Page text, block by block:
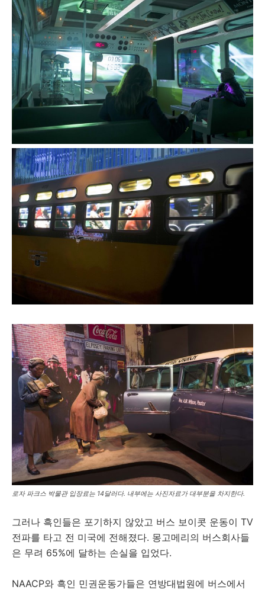
로자 파크스 박물관 입장료는 14달러다. 내부에는 사진자료가 대부분을 차지한다.
그러나 흑인들은 포기하지 않았고 버스 보이콧 운동이 TV
전파를 타고 전 미국에 전해졌다. 몽고메리의 버스회사들
은 무려 65%에 달하는 손실을 입었다.
NAACP와 흑인 민권운동가들은 연방대법원에 버스에서